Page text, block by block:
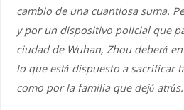
cambio de una cuantiosa suma.
y por un dispositivo policial que
ciudad de Wuhan, Zhou deberá
lo que está dispuesto a sacrificar
como por la familia que dejó atrás.